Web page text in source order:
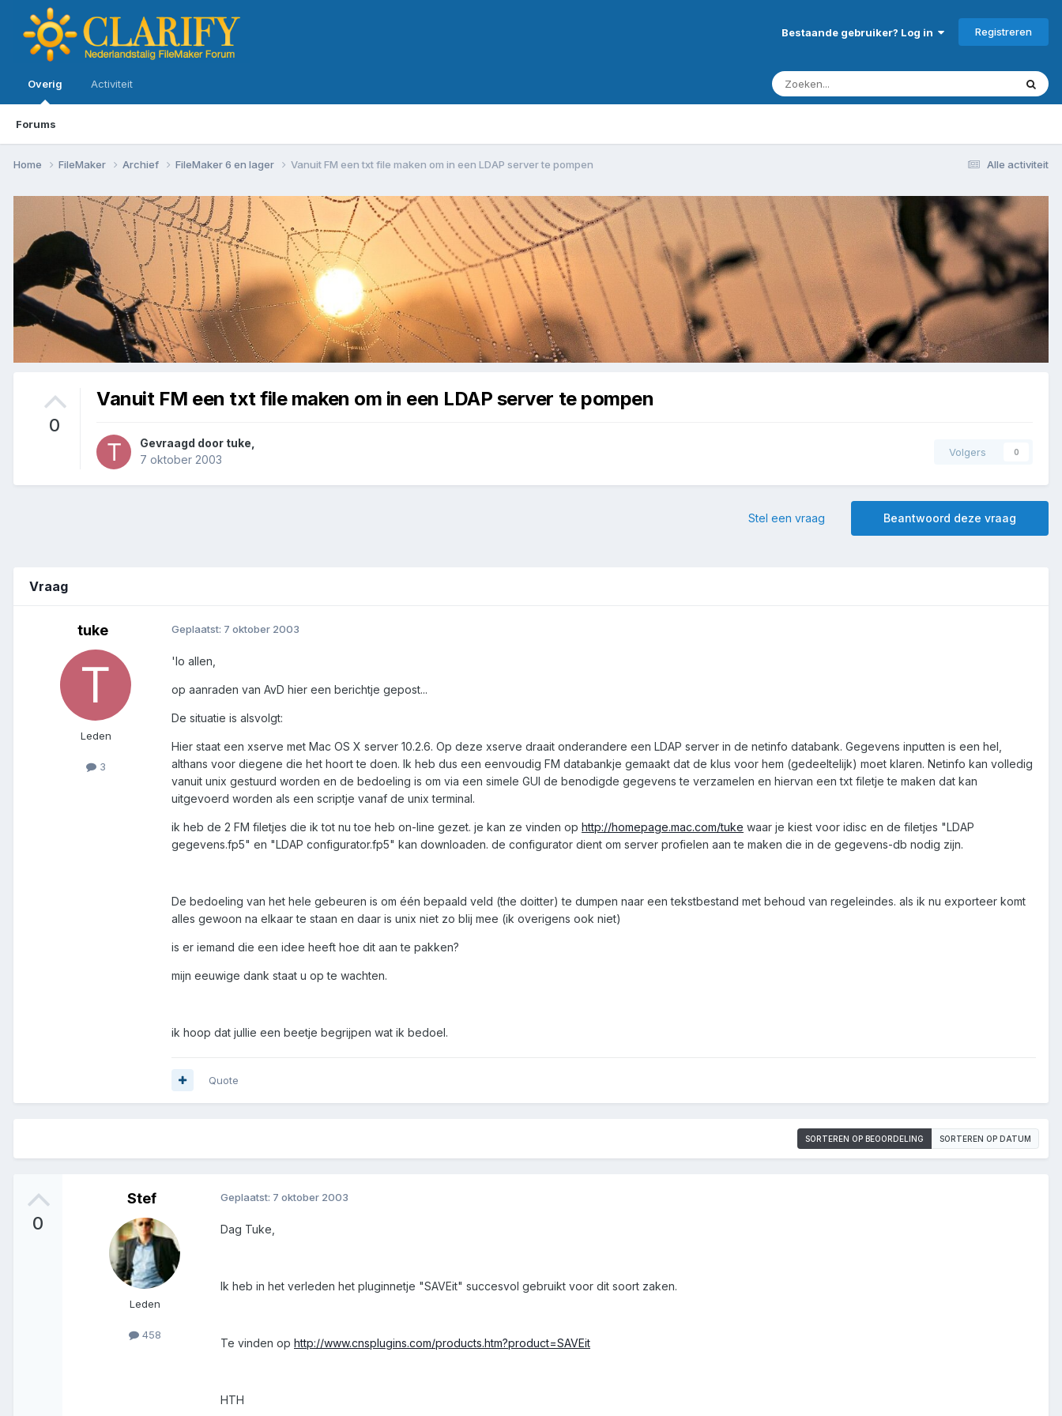
Bestaande gebruiker? Log in Registreren
Overig
Forums
Activiteit
Alle activiteit
Home FileMaker Archief FileMaker 6 en lager Vanuit FM een txt file maken om in een LDAP server te pompen
0
Vanuit FM een txt file maken om in een LDAP server te pompen
Gevraagd door tuke
7 oktober 2003
Volgers 0
Beantwoord deze vraag
Stel een vraag
Vraag
tuke
Leden
3
Geplaatst: 7 oktober 2003
'lo allen,
op aanraden van AvD hier een berichtje gepost...
De situatie is alsvolgt:
Hier staat een xserve met Mac OS X server 10.2.6. Op deze xserve draait onderandere een LDAP server in de netinfo databank. Gegevens inputten is een hel,
althans voor diegene die het hoort te doen. Ik heb dus een eenvoudig FM databankje gemaakt dat de klus voor hem (gedeeltelijk) moet klaren. Netinfo kan volledig
vanuit unix gestuurd worden en de bedoeling is om via een simele GUI de benodigde gegevens te verzamelen en hiervan een txt filetje te maken dat kan
uitgevoerd worden als een scriptje vanaf de unix terminal.
ik heb de 2 FM filetjes die ik tot nu toe heb on-line gezet. je kan ze vinden op http://homepage.mac.com/tuke waar je kiest voor idisc en de filetjes "LDAP
gegevens.fp5" en "LDAP configurator.fp5" kan downloaden. de configurator dient om server profielen aan te maken die in de gegevens-db nodig zijn.
De bedoeling van het hele gebeuren is om één bepaald veld (the doitter) te dumpen naar een tekstbestand met behoud van regeleindes. als ik nu exporteer komt
alles gewoon na elkaar te staan en daar is unix niet zo blij mee (ik overigens ook niet)
is er iemand die een idee heeft hoe dit aan te pakken?
mijn eeuwige dank staat u op te wachten.
ik hoop dat jullie een beetje begrijpen wat ik bedoel.
Quote
SORTEREN OP BEOORDELING SORTEREN OP DATUM
0
Stef
Leden
458
Geplaatst: 7 oktober 2003
Dag Tuke,
Ik heb in het verleden het pluginnetje "SAVEit" succesvol gebruikt voor dit soort zaken.
Te vinden op http://www.cnsplugins.com/products.htm?product=SAVEit
HTH